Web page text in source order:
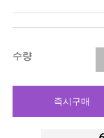
수량
즉시구매